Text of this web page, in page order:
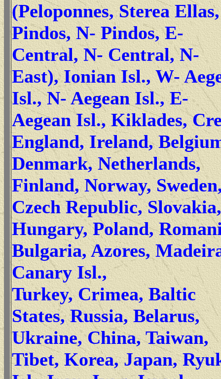
(Peloponnes, Sterea
Pindos, N- Pindos, E-
Central, N- Central, N-
East), Ionian Isl., W-
Isl., N- Aegean Isl., E-
Aegean Isl., Kiklades,
England, Ireland,
Denmark, Netherlands,
Finland, Norway,
Czech Republic, Slovakia,
Hungary, Poland,
Bulgaria, Azores,
Canary Isl.,
Turkey, Crimea, Baltic
States, Russia, Belarus,
Ukraine, China, Taiwan,
Tibet, Korea, Japan,